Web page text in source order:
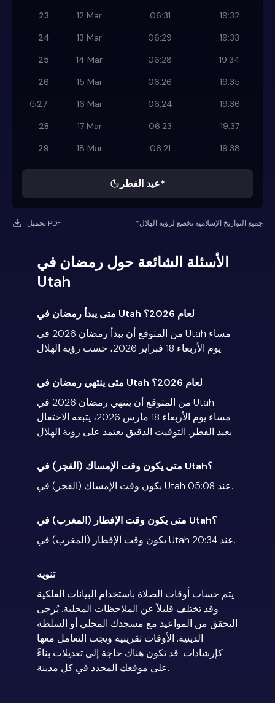
23
12 Mar 06:31
19:32
24
13 Mar 06:29
19:33
25
14 Mar 06:28
19:34
26
15 Mar 06:26
19:35
27
16 Mar 06:24
19:36
28
17 Mar 06:23
19:37
29
18 Mar 06:21 19:38
عيد الفطر*
تحميل PDF *جميع التواريخ الإسلامية تخضع لرؤية الهلال
الأسئلة الشائعة حول رمضان في
Utah
متى يبدأ رمضان في Utah لعام 2026؟
من المتوقع أن يبدأ رمضان 2026 في Utah مساء
يوم الأربعاء 18 فبراير 2026، حسب رؤية الهلال.
متى ينتهي رمضان في Utah لعام 2026؟
من المتوقع أن ينتهي رمضان 2026 في Utah
مساء يوم الأربعاء 18 مارس 2026، يتبعه الاحتفال
بعيد الفطر. التوقيت الدقيق يعتمد على رؤية الهلال.
متى يكون وقت الإمساك (الفجر) في Utah؟
يكون وقت الإمساك (الفجر) في Utah عند 05:08.
متى يكون وقت الإفطار (المغرب) في Utah؟
يكون وقت الإفطار (المغرب) في Utah عند 20:34.
تنويه
يتم حساب أوقات الصلاة باستخدام البيانات الفلكية
وقد تختلف قليلاً عن الملاحظات المحلية. يُرجى
التحقق من المواعيد مع مسجدك المحلي أو السلطة
الدينية. الأوقات تقريبية ويجب التعامل معها
كإرشادات. قد تكون هناك حاجة إلى تعديلات بناءً
على موقعك المحدد في كل مدينة.